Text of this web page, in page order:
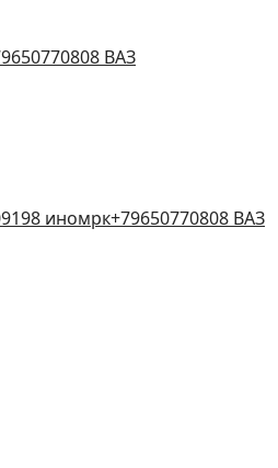
ВАЗ
иномрк+79650770808 ВАЗ